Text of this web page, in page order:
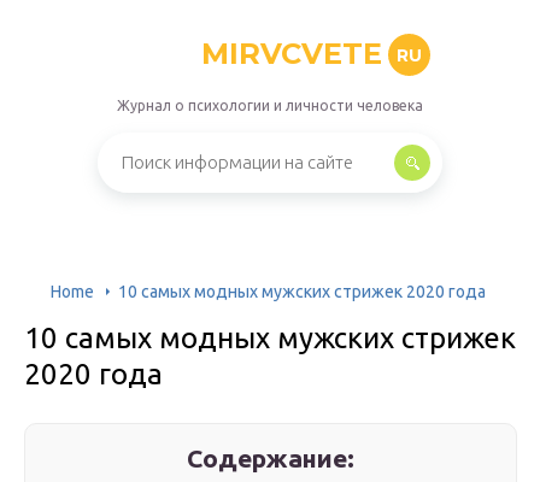
MIRVCVETE RU
Журнал о психологии и личности человека
Home 10 самых модных мужских стрижек 2020 года
10 самых модных мужских стрижек
2020 года
Содержание: